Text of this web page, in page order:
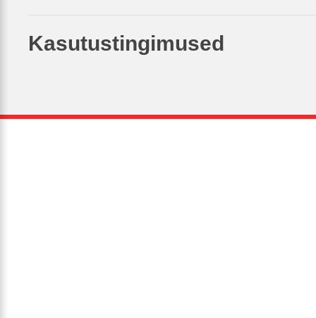
Kasutustingimused